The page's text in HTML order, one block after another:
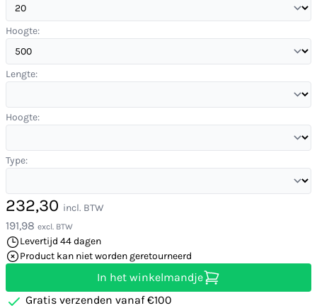
Hoogte:
Lengte:
Hoogte:
Type:
232,30 incl. BTW
191,98 excl. BTW
Levertijd 44 dagen
Product kan niet worden geretourneerd
In het winkelmandje
Gratis verzenden vanaf €100